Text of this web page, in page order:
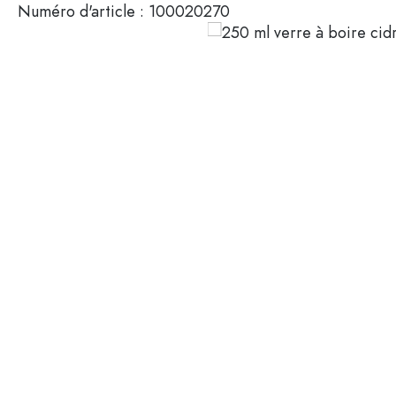
Contenants cosmétiques
Bouteilles en verre 100 ml
Numéro d'article : 100020270